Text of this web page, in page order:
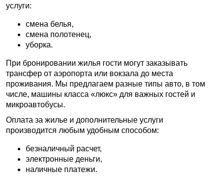
услуги:
смена белья,
смена полотенец,
уборка.
При бронировании жилья гости могут заказывать
трансфер от аэропорта или вокзала до места
проживания. Мы предлагаем разные типы авто, в том
числе, машины класса «люкс» для важных гостей и
микроавтобусы.
Оплата за жилье и дополнительные услуги
производится любым удобным способом:
безналичный расчет,
электронные деньги,
наличные платежи.